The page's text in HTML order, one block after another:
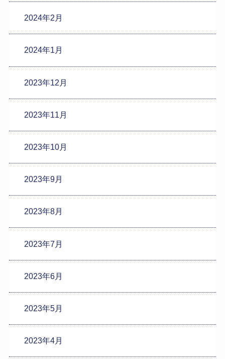
2024年2月
2024年1月
2023年12月
2023年11月
2023年10月
2023年9月
2023年8月
2023年7月
2023年6月
2023年5月
2023年4月